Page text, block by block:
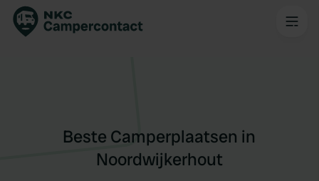
Beste Camperplaatsen in
Noordwijkerhout